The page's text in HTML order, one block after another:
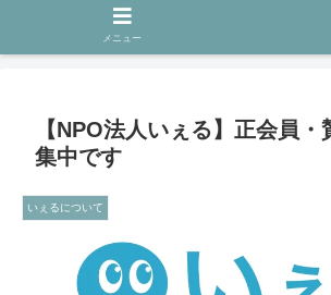
いぇるについて
【NPO法人いぇる】正会員
集中です
いぇるについて
メニュー